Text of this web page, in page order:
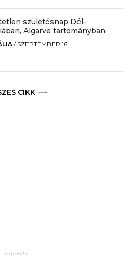
születésnap Dél-
Algarve tartományban
/ SZEPTEMBER 16.
CIKK